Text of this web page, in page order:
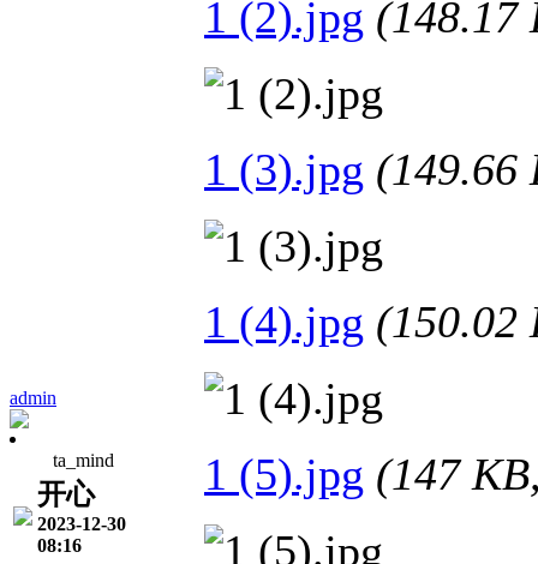
admin
ta_mind
开心
2023-12-30
08:16
1 (2).jpg (148.17
1 (3).jpg (149.66
1 (4).jpg (150.02
1 (5).jpg (147